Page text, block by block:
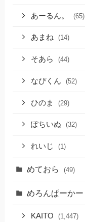
あーるん。 (65)
あまね (14)
そあら (44)
なぴくん (52)
ひのま (29)
ぽちいぬ (32)
れいじ (1)
めておら (49)
めろんぱーかー
KAITO (1,447)